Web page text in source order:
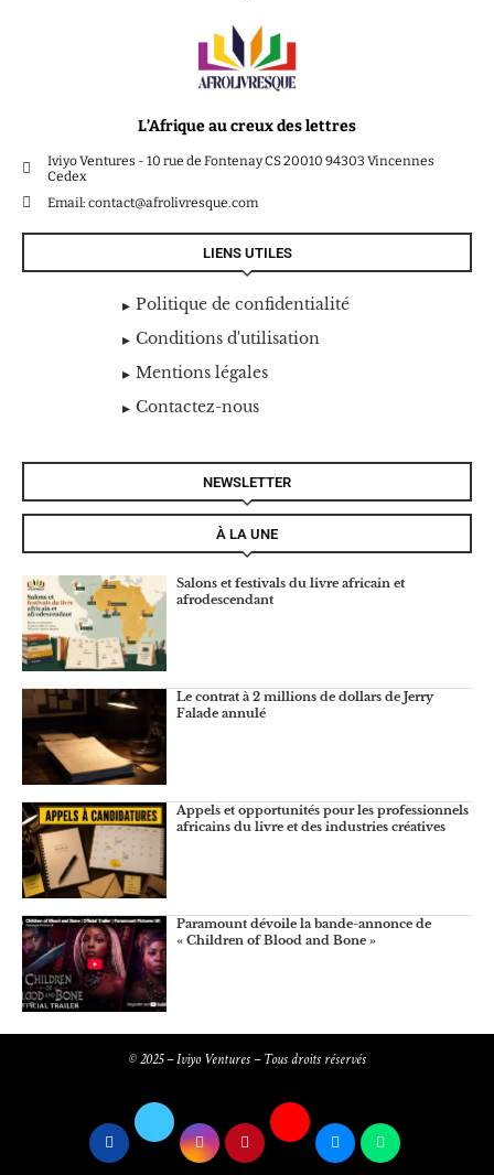
L’Afrique au creux des lettres
Iviyo Ventures - 10 rue de Fontenay CS 20010 94303 Vincennes
Cedex
Email: contact@afrolivresque.com
LIENS UTILES
Politique de confidentialité
Conditions d'utilisation
Mentions légales
Contactez-nous
NEWSLETTER
À LA UNE
Salons et festivals du livre africain et
afrodescendant
Le contrat à 2 millions de dollars de Jerry
Falade annulé
Appels et opportunités pour les professionnels
africains du livre et des industries créatives
Paramount dévoile la bande-annonce de
« Children of Blood and Bone »
© 2025 – Iviyo Ventures – Tous droits réservés